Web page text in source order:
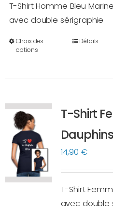
T-Shirt Homme Bleu
avec double sérigraphie
Choix des
options
Ce
Les
options
peuvent
être
choisies
sur
Détails
T-Shirt
14,90 €
T-Shirt
avec double